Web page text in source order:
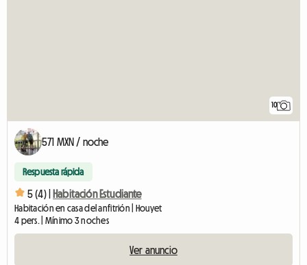
10
571 MXN / noche
Respuesta rápida
5 (4) | Habitación Estudiante
Habitación en casa del anfitrión | Houyet
4 pers. | Mínimo 3 noches
Ver anuncio